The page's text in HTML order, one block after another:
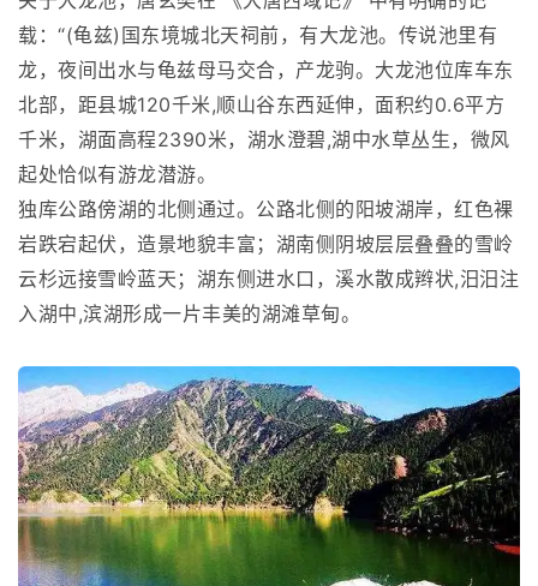
载：“(龟兹)国东境城北天祠前，有大龙池。传说池里有
龙，夜间出水与龟兹母马交合，产龙驹。大龙池位库车东
北部，距县城120千米,顺山谷东西延伸，面积约0.6平方
千米，湖面高程2390米，湖水澄碧,湖中水草丛生，微风
起处恰似有游龙潜游。
独库公路傍湖的北侧通过。公路北侧的阳坡湖岸，红色裸
岩跌宕起伏，造景地貌丰富；湖南侧阴坡层层叠叠的雪岭
云杉远接雪岭蓝天；湖东侧进水口，溪水散成辫状,汨汨注
入湖中,滨湖形成一片丰美的湖滩草甸。